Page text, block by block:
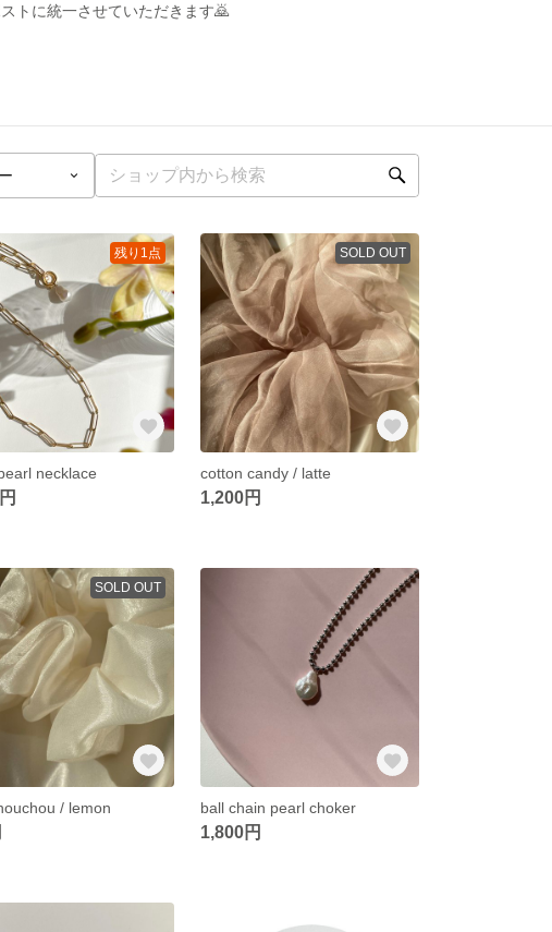
トに統一させていただきます🙇
残り1点
necklace
SOLD OUT
cotton candy / latte
1,200円
SOLD OUT
/ lemon ball chain pearl choker
1,800円